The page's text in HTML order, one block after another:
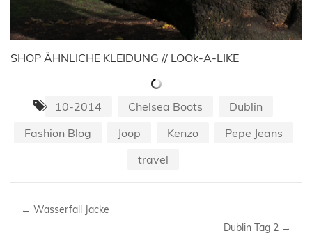
SHOP ÄHNLICHE KLEIDUNG // LOOk-A-LIKE
10-2014 Chelsea Boots
Dublin
Fashion Blog
Joop Kenzo
Pepe Jeans
travel
← Wasserfall Jacke
Dublin Tag 2 →